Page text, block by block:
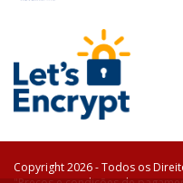
Copyright 2026 - Todos os